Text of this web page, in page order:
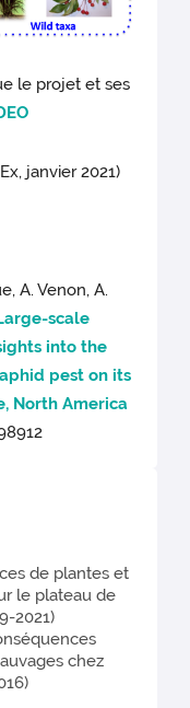
le projet et ses
janvier 2021)
A. Venon, A.
scale
into the
pest on its
North America
de plantes et
le plateau de
2021)
chez